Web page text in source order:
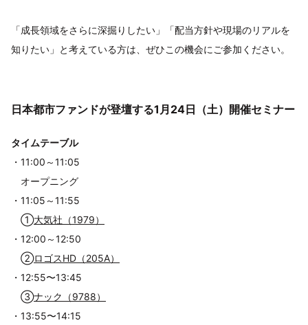
「成長領域をさらに深掘りしたい」「配当方針や現場のリアルを
知りたい」と考えている方は、ぜひこの機会にご参加ください。
日本都市ファンドが登壇する1月24日（土）開催セミナー
タイムテーブル
・11:00～11:05
オープニング
・11:05～11:55
①大気社（1979）
・12:00～12:50
②ロゴスHD（205A）
・12:55〜13:45
③ナック（9788）
・13:55〜14:15